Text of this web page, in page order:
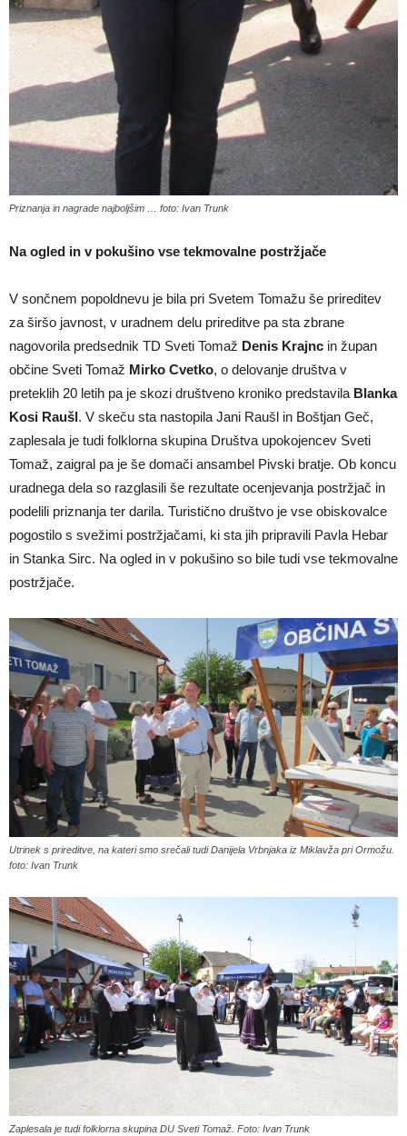
Priznanja in nagrade najboljšim … foto: Ivan Trunk
Na ogled in v pokušino vse tekmovalne postržjače
V sončnem popoldnevu je bila pri Svetem Tomažu še prireditev
za širšo javnost, v uradnem delu prireditve pa sta zbrane
nagovorila predsednik TD Sveti Tomaž Denis Krajnc in župan
občine Sveti Tomaž Mirko Cvetko, o delovanje društva v
preteklih 20 letih pa je skozi društveno kroniko predstavila Blanka
Kosi Raušl. V skeču sta nastopila Jani Raušl in Boštjan Geč,
zaplesala je tudi folklorna skupina Društva upokojencev Sveti
Tomaž, zaigral pa je še domači ansambel Pivski bratje. Ob koncu
uradnega dela so razglasili še rezultate ocenjevanja postržjač in
podelili priznanja ter darila. Turistično društvo je vse obiskovalce
pogostilo s svežimi postržjačami, ki sta jih pripravili Pavla Hebar
in Stanka Sirc. Na ogled in v pokušino so bile tudi vse tekmovalne
postržjače.
Utrinek s prireditve, na kateri smo srečali tudi Danijela Vrbnjaka iz Miklavža pri Ormožu.
foto: Ivan Trunk
Zaplesala je tudi folklorna skupina DU Sveti Tomaž. Foto: Ivan Trunk